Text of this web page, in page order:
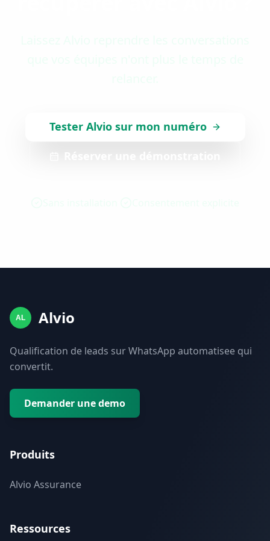
Tester Alvio sur mon numéro
AL Alvio
Qualification de leads sur WhatsApp automatisee qui
convertit.
Demander une demo
Produits
Alvio Assurance
Ressources